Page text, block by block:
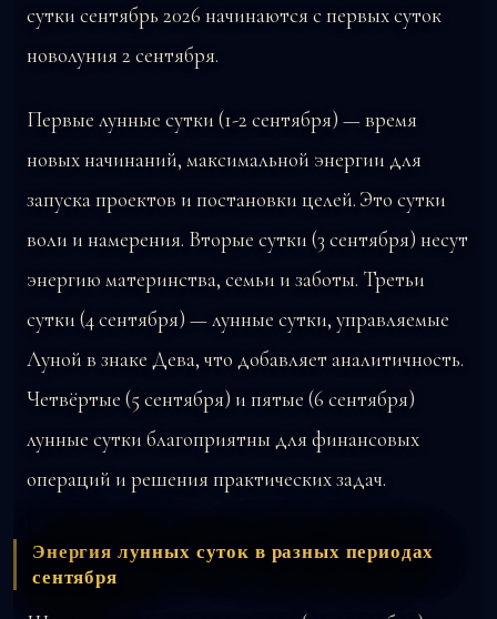
сутки сентябрь 2026 начинаются с первых суток
новолуния 2 сентября.
Первые лунные сутки (1-2 сентября) — время
новых начинаний, максимальной энергии для
запуска проектов и постановки целей. Это сутки
воли и намерения. Вторые сутки (3 сентября) несут
энергию материнства, семьи и заботы. Третьи
сутки (4 сентября) — лунные сутки, управляемые
Луной в знаке Дева, что добавляет аналитичность.
Четвёртые (5 сентября) и пятые (6 сентября)
лунные сутки благоприятны для финансовых
операций и решения практических задач.
Энергия лунных суток в разных периодах
сентября